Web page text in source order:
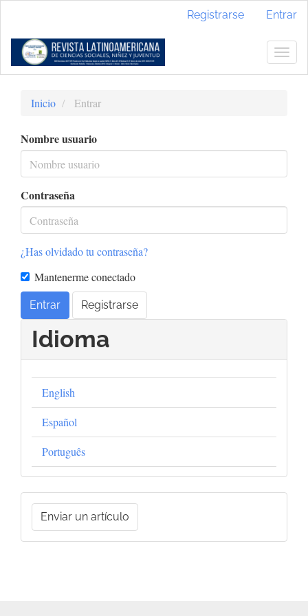
Contenido
principal
Barra
Registrarse Entrar
Inicio Entrar
Nombre usuario
Contraseña
¿Has olvidado tu contraseña?
Mantenerme conectado
Entrar Registrarse
Idioma
English
Español
Português
Enviar
unEnviar un artículo